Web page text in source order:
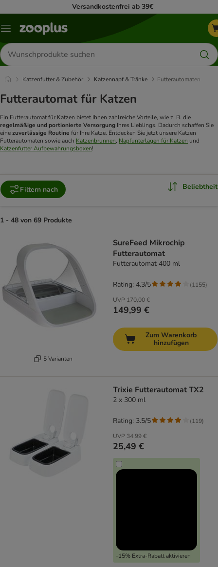
Versandkostenfrei ab 39€
Menü
Produkte
suchen
Katzenfutter & Zubehör Katzennapf & Tränke Futterautomaten
Futterautomat für Katzen
Ein Futterautomat für Katzen bietet Ihnen zahlreiche Vorteile, wie z. B. die
regelmäßige und portionierte Versorgung Ihres Lieblings. Dadurch schaffen Sie
einezuverlässige Routine für Ihre Katze. Entdecken Sie jetzt unsere Katzen
Futterautomaten sowie auch Katzenbrunnen, Napfunterlagen für Katzen und
Katzenfutter Aufbewahrungsboxen!
Filtern nach Beliebtheit
1 - 48 von 69 Produkte
5 Varianten
SureFeed Mikrochip
Futterautomat
Futterautomat 400 ml
UVP 170,00 €
149,99 €
Rating: 4.3/5 (1155)
Zum Warenkorb
hinzufügen
Trixie Futterautomat TX2
2 x 300 ml
UVP 34,99 €
25,49 €
-15% Extra-Rabatt aktivieren
Rating: 3.5/5 (119)